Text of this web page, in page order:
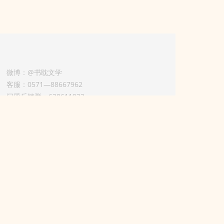
微博：@书耽文学
客服：0571—88667962
问题反馈群：630611933